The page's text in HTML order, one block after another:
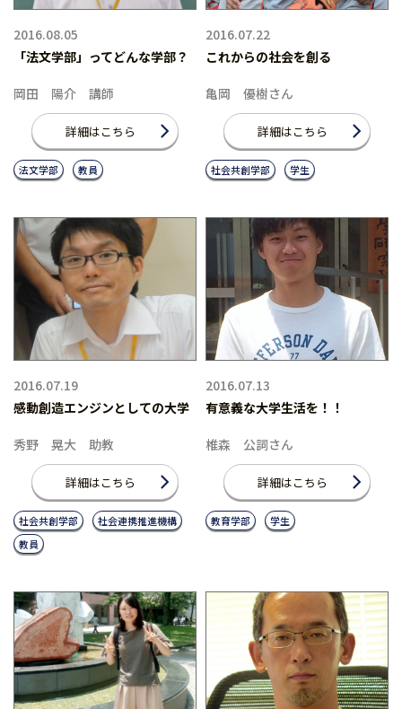
2016.08.05
「法文学部」ってどんな学部？
岡田 陽介 講師
詳細はこちら
法文学部 教員
2016.07.22
これからの社会を創る
亀岡 優樹さん
詳細はこちら
社会共創学部 学生
2016.07.19
感動創造エンジンとしての大学
秀野 晃大 助教
詳細はこちら
社会共創学部
社会連携推進機構
教員
2016.07.13
有意義な大学生活を！！
椎森 公詞さん
詳細はこちら
教育学部 学生